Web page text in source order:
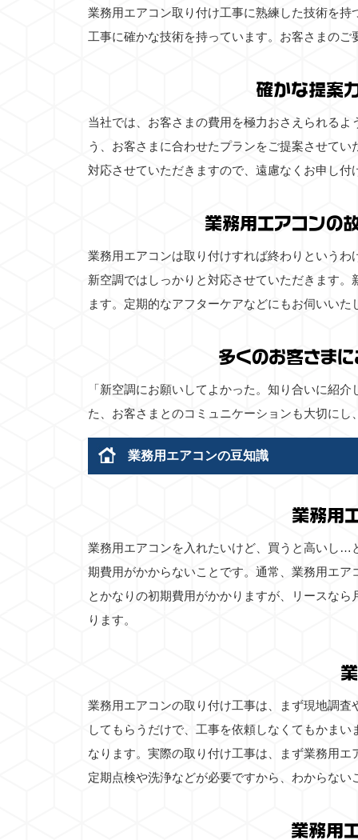
業務用エアコン取り付け工事に熟練した技術を
工事に確かな技術を持っています。お客さまの
確かな提案
当社では、お客さまの費用を極力おさえられる
う、お客さまに合わせたプランをご提案させて
対応させていただきますので、遠慮なくお申し付
業務用エアコンの
業務用エアコンは取り付けすれば終わりという
新空調ではしっかりと対応させていただきます
ます。定期的なアフターケアなどにもお伺いい
多くのお客さま
「新空調にお願いしてよかった。知り合いに紹
た、お客さまとのコミュニケーションも大切に
業務用エアコンの豆知識
業務用
業務用エアコンを入れたいけど、買うと高いし…
期費用がかからないことです。通常、業務用エ
とかなりの初期費用がかかりますが、リースな
ります。
業務用エアコンの取り付け工事は、まず現地調
してもらうだけで、工事を依頼しなくてもかま
なります。実際の取り付け工事は、まず業務用
定期点検や洗浄などが必要ですから、わからな
業務用